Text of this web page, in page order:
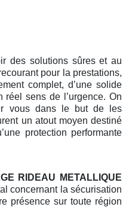
des solutions sûres et au
pour la prestations,
complet, d’une solide
réel sens de l’urgence. On
vous dans le but de les
un atout moyen destiné
protection performante
RIDEAU METALLIQUE
concernant la sécurisation
présence sur toute région